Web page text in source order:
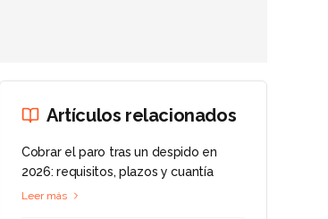
Artículos relacionados
Cobrar el paro tras un despido en
2026: requisitos, plazos y cuantía
Leer más